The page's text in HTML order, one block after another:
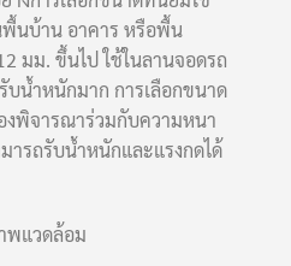
พื้นบ้าน อาคาร หรือพื้น
มม. ขึ้นไป ใช้ในลานจอดรถ
น้ำหนักมาก การเลือกขนาด
งพิจารณาร่วมกับความหนา
รถรับน้ำหนักและแรงกดได้
พแวดล้อม